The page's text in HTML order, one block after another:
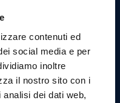
contenuti ed
social media e per
inoltre
il nostro sito con i
dei dati web,